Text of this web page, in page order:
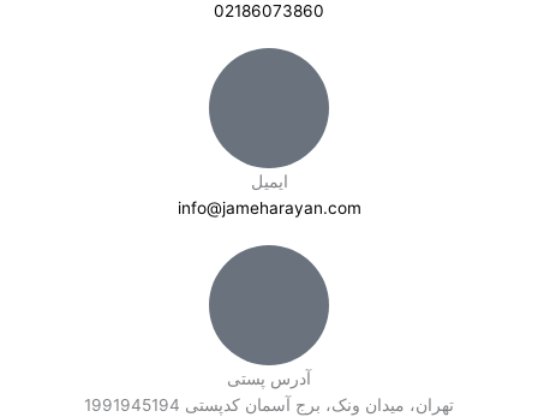
02186073860
ایمیل
info@jameharayan.com
آدرس پستی
تهران، میدان ونک، برج آسمان کدپستی 1991945194